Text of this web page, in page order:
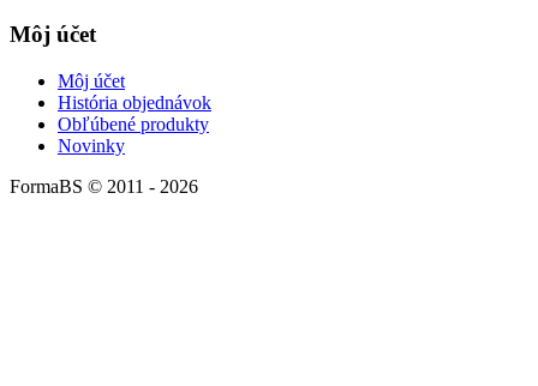
Môj účet
Môj účet
História objednávok
Obľúbené produkty
Novinky
FormaBS © 2011 - 2026